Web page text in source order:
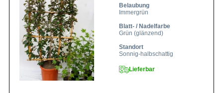
Belaubung
Immergrün
Blatt- / Nadelfarbe
Grün (glänzend)
Standort
Sonnig-halbschattig
Lieferbar